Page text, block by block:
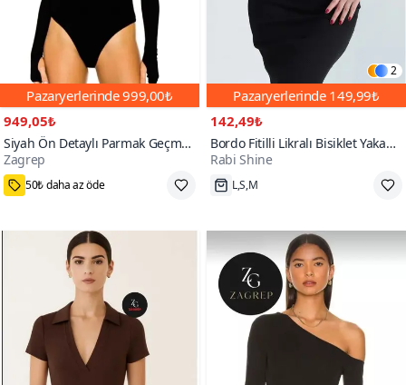
Pazaryerlerinde999,00₺
949,05₺
Siyah Ön Detaylı Parmak Geçmeli
İç Göstermez Bodysuit
Zagrep
300+
50₺ daha az öde
2
Pazaryerlerinde 149,99₺
142,49₺
Bordo Fitilli Likralı Bisiklet Yaka
Body
Rabi Shine
L,S,M